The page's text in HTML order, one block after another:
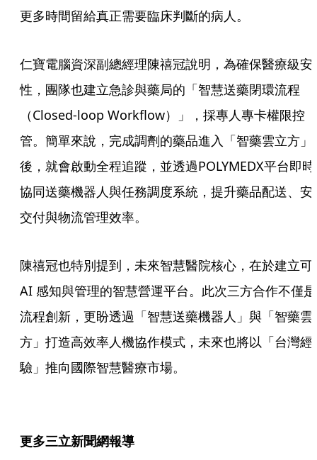
更多時間留給真正需要臨床判斷的病人。
仁寶電腦資深副總經理陳禧冠說明，為確保醫療級安
性，團隊也建立急診與藥局的「智慧送藥閉環流程
（Closed-loop Workflow）」，採專人專卡權限控
管。簡單來說，完成調劑的藥品進入「智藥雲立方」
後，就會啟動全程追蹤，並透過POLYMEDX平台即時
協同送藥機器人與任務調度系統，提升藥品配送、安
交付與物流管理效率。
陳禧冠也特別提到，未來智慧醫院核心，在於建立可
AI 感知與管理的智慧營運平台。此次三方合作不僅是
流程創新，更盼透過「智慧送藥機器人」與「智藥雲
方」打造高效率人機協作模式，未來也將以「台灣經
驗」推向國際智慧醫療市場。
更多三立新聞網報導